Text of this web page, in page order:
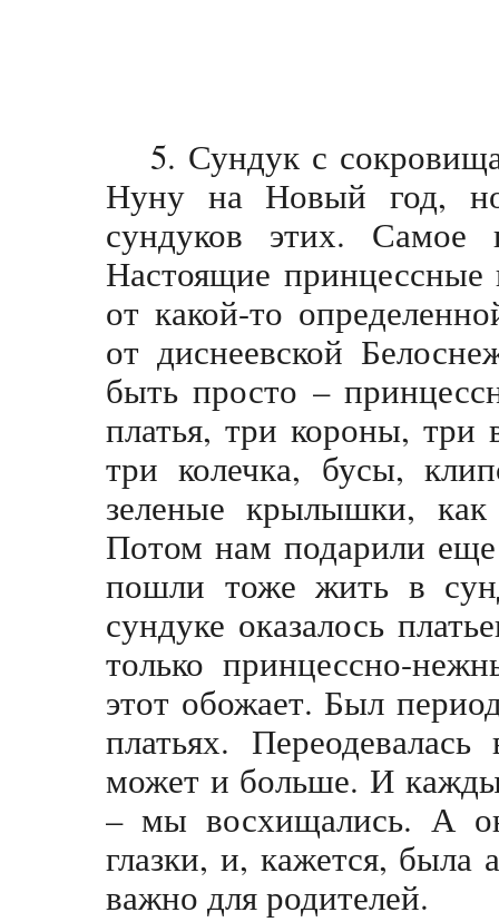
5. Сундук с
Нуну на Новый год,
сундуков этих. Самое
Настоящие
от какой-то
от диснеевской
быть просто –
платья, три короны,
три колечка, бусы,
зеленые крылышки,
Потом нам подарили
пошли тоже жить в
сундуке оказалось
только принцессно-
этот обожает. Был
платьях.
может и больше. И
– мы восхищались. А
глазки, и, кажется, была
важно для родителей.